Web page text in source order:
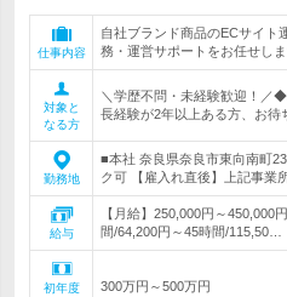
仕事内容
自社ブランド商品のECサイト
務・運営サポートをお任せしま
対象と
なる方
＼学歴不問・未経験歓迎！／
長経験が2年以上ある方、お待
勤務地
■本社 奈良県奈良市東向南町
ク可 【雇入れ直後】上記事業
給与
【月給】250,000円～
間/64,200円～45時間/115,50…
初年度
300万円～500万円